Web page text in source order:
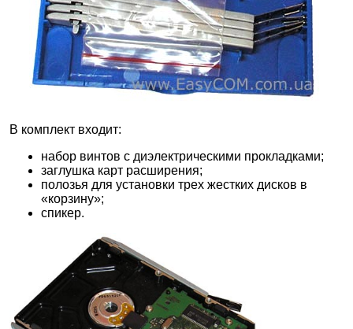
В комплект входит:
набор винтов с диэлектрическими прокладками;
заглушка карт расширения;
полозья для установки трех жестких дисков в
«корзину»;
спикер.